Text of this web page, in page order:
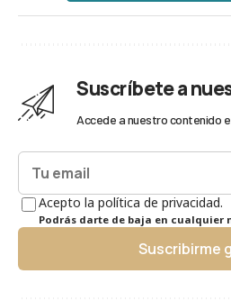
Suscríbete a
Accede a nuestro contenido
Acepto la política de privacidad.
Podrás darte de baja en cualquier
Suscribirme